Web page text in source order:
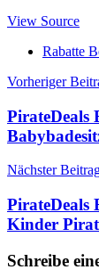
View Source
Rabatte
Vorheriger
PirateDeals
Nächster
PirateDeals
Kinder
Schreibe